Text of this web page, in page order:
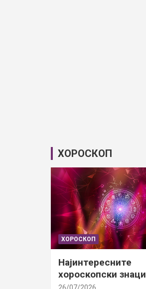
ХОРОСКОП
ХОРОСКОП
Најинтересните
хороскопски знаци